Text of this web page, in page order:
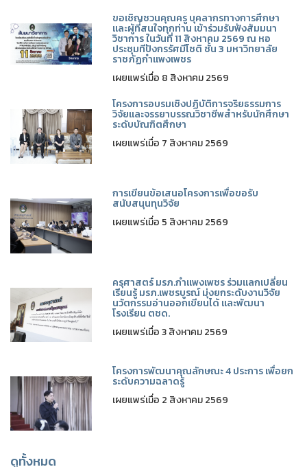
ขอเชิญชวนคุณครู บุคลากรทางการศึกษา
และผู้ที่สนใจทุกท่าน เข้าร่วมรับฟังสัมมนา
วิชาการ ในวันที่ 11 สิงหาคม 2569 ณ หอ
ประชุมทีปังกรรัศมีโชติ ชั้น 3 มหาวิทยาลัย
ราชภัฏกำแพงเพชร
เผยแพร่เมื่อ 8 สิงหาคม 2569
โครงการอบรมเชิงปฏิบัติการจริยธรรมการ
วิจัยและจรรยาบรรณวิชาชีพสำหรับนักศึกษา
ระดับบัณฑิตศึกษา
เผยแพร่เมื่อ 7 สิงหาคม 2569
การเขียนข้อเสนอโครงการเพื่อขอรับ
สนับสนุนทุนวิจัย
เผยแพร่เมื่อ 5 สิงหาคม 2569
ครุศาสตร์ มรภ.กำแพงเพชร ร่วมแลกเปลี่ยน
เรียนรู้ มรภ.เพชรบูรณ์ มุ่งยกระดับงานวิจัย
นวัตกรรมอ่านออกเขียนได้ และพัฒนา
โรงเรียน ตชด.
เผยแพร่เมื่อ 3 สิงหาคม 2569
โครงการพัฒนาคุณลักษณะ 4 ประการ เพื่อยก
ระดับความฉลาดรู้
เผยแพร่เมื่อ 2 สิงหาคม 2569
ดูทั้งหมด